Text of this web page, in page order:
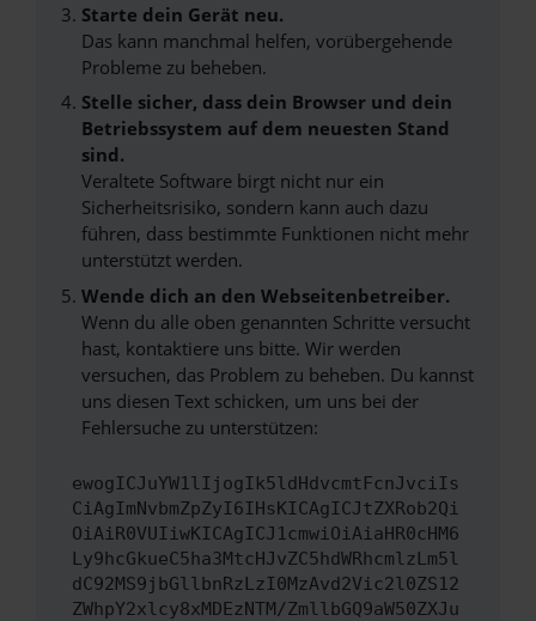
Starte dein Gerät neu.
Das kann manchmal helfen, vorübergehende
Probleme zu beheben.
Stelle sicher, dass dein Browser und dein
Betriebssystem auf dem neuesten Stand
sind.
Veraltete Software birgt nicht nur ein
Sicherheitsrisiko, sondern kann auch dazu
führen, dass bestimmte Funktionen nicht mehr
unterstützt werden.
Wende dich an den Webseitenbetreiber.
Wenn du alle oben genannten Schritte versucht
hast, kontaktiere uns bitte. Wir werden
versuchen, das Problem zu beheben. Du kannst
uns diesen Text schicken, um uns bei der
Fehlersuche zu unterstützen:
ewogICJuYW1lIjogIk5ldHdvcmtFcnJvciIs
CiAgImNvbmZpZyI6IHsKICAgICJtZXRob2Qi
OiAiR0VUIiwKICAgICJ1cmwiOiAiaHR0cHM6
Ly9hcGkueC5ha3MtcHJvZC5hdWRhcmlzLm5l
dC92MS9jbGllbnRzLzI0MzAvd2Vic2l0ZS12
ZWhpY2xlcy8xMDEzNTM/ZmllbGQ9aW50ZXJu